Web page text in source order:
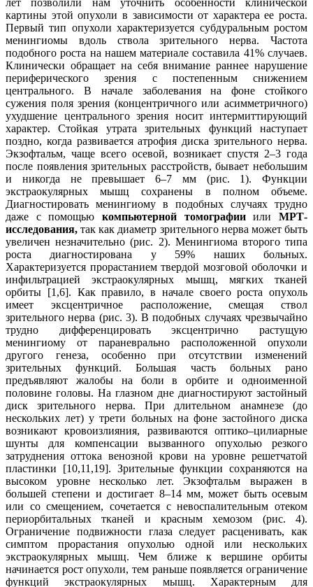
лет позволили нам уточнить особенности клинической
картины этой опухоли в зависимости от характера ее роста.
Первый тип опухоли характеризуется субдуральным ростом
менингиомы вдоль ствола зрительного нерва. Частота
подобного роста на нашем материале составила 41% случаев.
Клинически обращает на себя внимание раннее нарушение
периферического зрения с постепенным снижением
центрального. В начале заболевания на фоне стойкого
сужения поля зрения (концентричного или асимметричного)
ухудшение центрального зрения носит интермиттирующий
характер. Стойкая утрата зрительных функций наступает
поздно, когда развивается атрофия диска зрительного нерва.
Экзофтальм, чаще всего осевой, возникает спустя 2–3 года
после появления зрительных расстройств, бывает небольшим
и никогда не превышает 6–7 мм (рис. 1). Функции
экстраокулярных мышц сохранены в полном объеме.
Диагностировать менингиому в подобных случаях трудно
даже с помощью компьютерной томографииилиМРТ-
исследования, так как диаметр зрительного нерва может быть
увеличен незначительно (рис. 2). Менингиома второго типа
роста диагностирована у 59% наших больных.
Характеризуется прорастанием твердой мозговой оболочки и
инфильтрацией экстраокулярных мышц, мягких тканей
орбиты [1,6]. Как правило, в начале своего роста опухоль
имеет эксцентричное расположение, смещая ствол
зрительного нерва (рис. 3). В подобных случаях чрезвычайно
трудно дифференцировать эксцентрично растущую
менингиому от параневрально расположенной опухоли
другого генеза, особенно при отсутствии изменений
зрительных функций. Большая часть больных рано
предъявляют жалобы на боли в орбите и одноименной
половине головы. На глазном дне диагностируют застойный
диск зрительного нерва. При длительном анамнезе (до
нескольких лет) у трети больных на фоне застойного диска
возникают кровоизлияния, развиваются оптико–цилиарные
шунты для компенсации вызванного опухолью резкого
затруднения оттока венозной крови на уровне решетчатой
пластинки [10,11,19]. Зрительные функции сохраняются на
высоком уровне несколько лет. Экзофтальм выражен в
большей степени и достигает 8–14 мм, может быть осевым
или со смещением, сочетается с невоспалительным отеком
периорбитальных тканей и красным хемозом (рис. 4).
Ограничение подвижности глаза следует расценивать, как
симптом прорастания опухолью одной или нескольких
экстраокулярных мышц. Чем ближе к вершине орбиты
начинается рост опухоли, тем раньше появляется ограничение
функций экстраокулярных мышц. Характерным для